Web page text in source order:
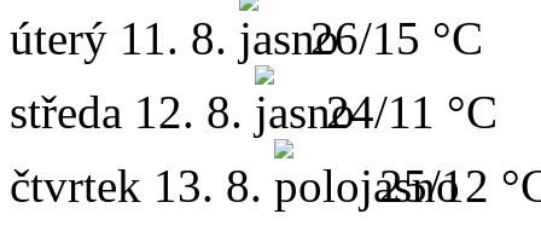
úterý 11. 8.
26/15 °C
středa 12. 8.
24/11 °C
čtvrtek 13. 8. 25/12